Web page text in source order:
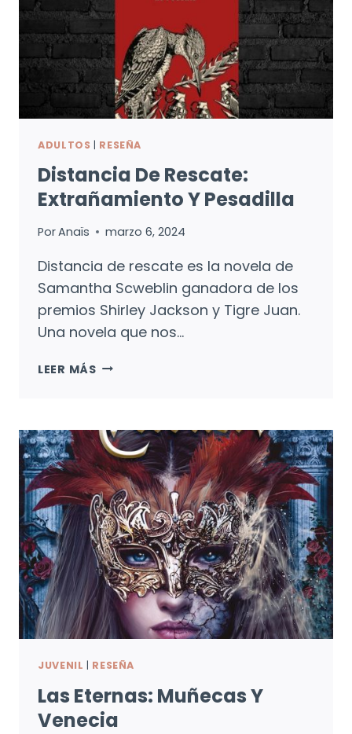
ADULTOS | RESEÑA
Distancia De Rescate:
Extrañamiento Y Pesadilla
PorAnaïs marzo 6, 2024
Distancia de rescate es la novela de
Samantha Scweblin ganadora de los
premios Shirley Jackson y Tigre Juan.
Una novela que nos…
LEER MÁSDISTANCIA
Y
PESADILLA
JUVENIL | RESEÑA
Las Eternas: Muñecas Y
Venecia